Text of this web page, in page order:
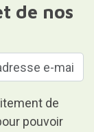
de nos
de
pouvoir